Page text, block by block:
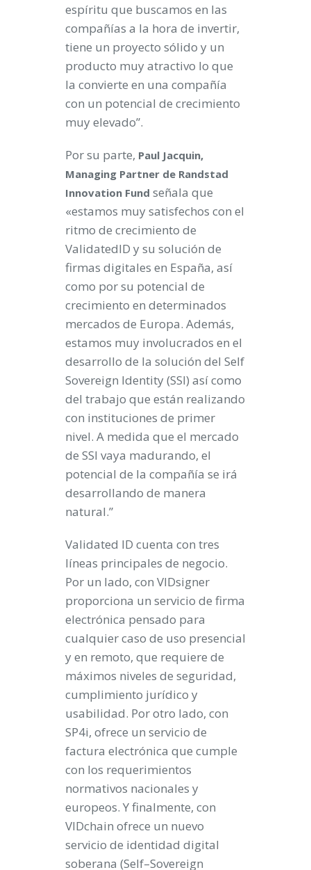
espíritu que buscamos en las
compañías a la hora de invertir,
tiene un proyecto sólido y un
producto muy atractivo lo que
la convierte en una compañía
con un potencial de crecimiento
muy elevado”.
Por su parte, Paul Jacquin,
Managing Partner de Randstad
Innovation Fund señala que
«estamos muy satisfechos con el
ritmo de crecimiento de
ValidatedID y su solución de
firmas digitales en España, así
como por su potencial de
crecimiento en determinados
mercados de Europa. Además,
estamos muy involucrados en el
desarrollo de la solución del Self
Sovereign Identity (SSI) así como
del trabajo que están realizando
con instituciones de primer
nivel. A medida que el mercado
de SSI vaya madurando, el
potencial de la compañía se irá
desarrollando de manera
natural.”
Validated ID cuenta con tres
líneas principales de negocio.
Por un lado, con VIDsigner
proporciona un servicio de firma
electrónica pensado para
cualquier caso de uso presencial
y en remoto, que requiere de
máximos niveles de seguridad,
cumplimiento jurídico y
usabilidad. Por otro lado, con
SP4i, ofrece un servicio de
factura electrónica que cumple
con los requerimientos
normativos nacionales y
europeos. Y finalmente, con
VIDchain ofrece un nuevo
servicio de identidad digital
soberana (Self–Sovereign